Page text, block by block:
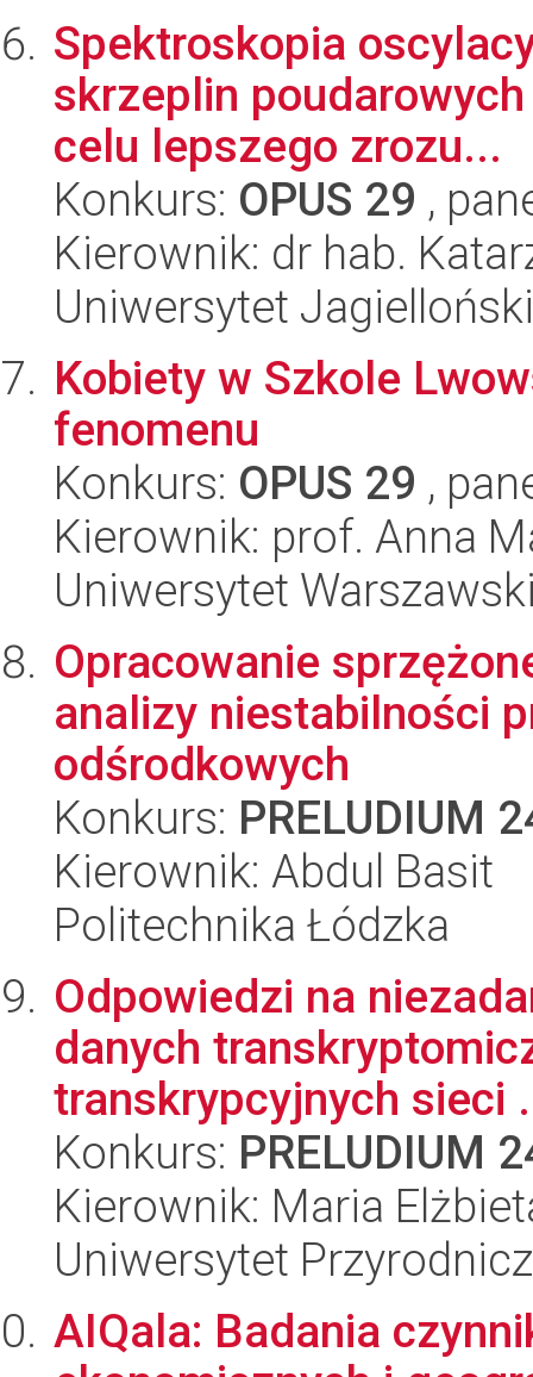
Spektroskopia
skrzeplin
celu lepszego zrozu...
Konkurs: OPUS 29 ,
Kierownik: dr hab.
Uniwersytet Jagielloński
Kobiety w Szkole
fenomenu
Konkurs: OPUS 29 ,
Kierownik: prof. Anna
Uniwersytet
Opracowanie
analizy niestabilności
odśrodkowych
Konkurs: PRELUDIUM
Kierownik: Abdul Basit
Politechnika Łódzka
Odpowiedzi na
danych
transkrypcyjnych sieci
Konkurs: PRELUDIUM
Kierownik: Maria
Uniwersytet
AIQala: Badania